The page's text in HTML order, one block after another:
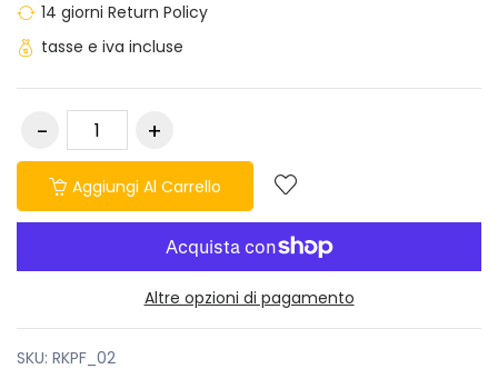
14 giorni Return Policy
tasse e iva incluse
Aggiungi Al Carrello
Altre opzioni di pagamento
SKU: RKPF_02